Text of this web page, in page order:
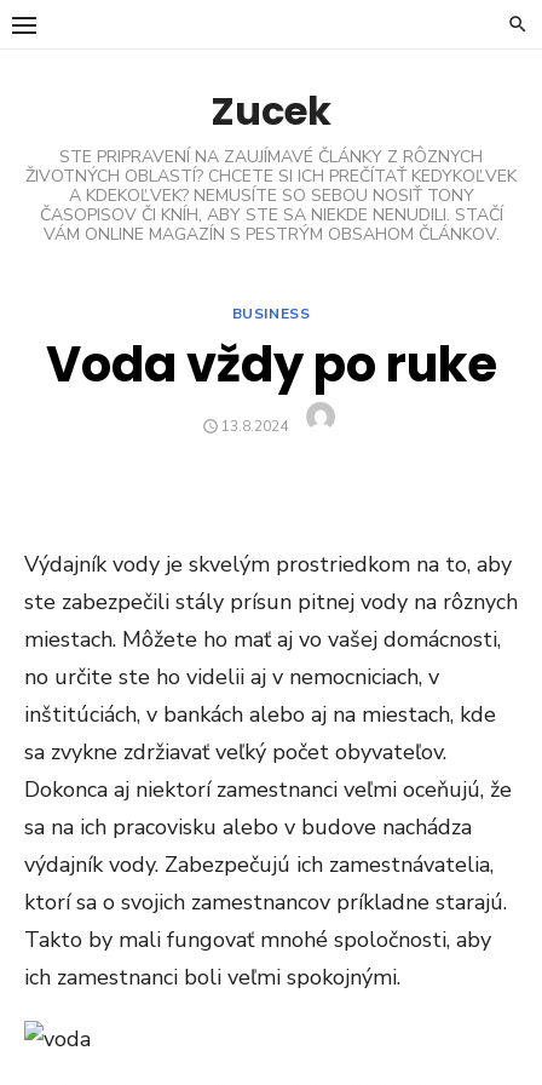
Skip
Zucek
STE PRIPRAVENÍ NA ZAUJÍMAVÉ ČLÁNKY Z RÔZNYCH
ŽIVOTNÝCH OBLASTÍ? CHCETE SI ICH PREČÍTAŤ KEDYKOĽVEK
A KDEKOĽVEK? NEMUSÍTE SO SEBOU NOSIŤ TONY
ČASOPISOV ČI KNÍH, ABY STE SA NIEKDE NENUDILI. STAČÍ
VÁM ONLINE MAGAZÍN S PESTRÝM OBSAHOM ČLÁNKOV.
BUSINESS
Voda vždy po ruke
POSTED
13.8.2024
Výdajník vody je skvelým prostriedkom na to, aby
ste zabezpečili stály prísun pitnej vody na rôznych
miestach. Môžete ho mať aj vo vašej domácnosti,
no určite ste ho videlii aj v nemocniciach, v
inštitúciách, v bankách alebo aj na miestach, kde
sa zvykne zdržiavať veľký počet obyvateľov.
Dokonca aj niektorí zamestnanci veľmi oceňujú, že
sa na ich pracovisku alebo v budove nachádza
výdajník vody. Zabezpečujú ich zamestnávatelia,
ktorí sa o svojich zamestnancov príkladne starajú.
Takto by mali fungovať mnohé spoločnosti, aby
ich zamestnanci boli veľmi spokojnými.